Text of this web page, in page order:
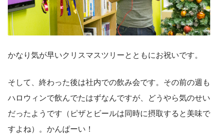
かなり気が早いクリスマスツリーとともにお祝いです。
そして、終わった後は社内での飲み会です。その前の週も
ハロウィンで飲んでたはずなんですが、どうやら気のせい
だったようです（ピザとビールは同時に摂取すると美味で
すよね）。かんぱーい！